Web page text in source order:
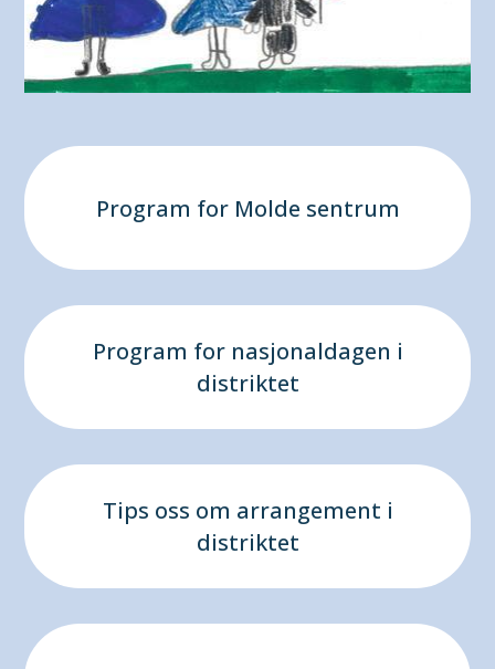
Program for Molde sentrum
Program for nasjonaldagen i
distriktet
Tips oss om arrangement i
distriktet